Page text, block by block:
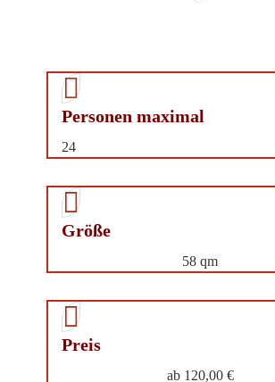
Per­so­nen maximal
24
Grö­ße
58 qm
Preis
ab 120,00 €